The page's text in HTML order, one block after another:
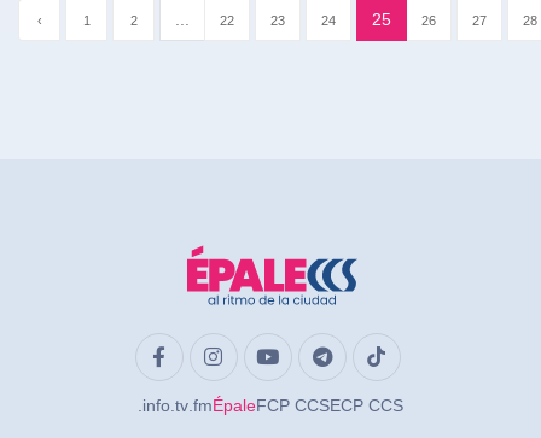
‹ 1 2 22 23 24 25 26 27 28
.info .tv .fmÉpaleFCP CCSECP CCS